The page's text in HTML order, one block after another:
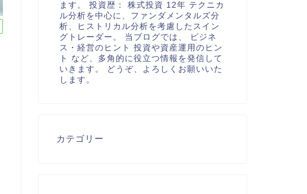
ます。 投資歴： 株式投資 12年 テクニカ
ル分析を中心に、ファンダメンタルズ分
析、ヒストリカル分析を考慮したスイン
グトレーダー。 当ブログでは、 ビジネ
ス・経営のヒント 投資や資産運用のヒン
ト など、多角的に役立つ情報を発信して
いきます。 どうぞ、よろしくお願いいた
します。
カテゴリー